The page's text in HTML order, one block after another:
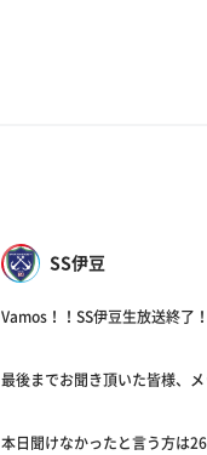
SS伊豆
Vamos！！SS伊豆生放送終了
最後までお聞き頂いた皆様、
本日聞けなかったと言う方は